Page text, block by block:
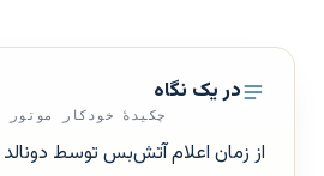
در یک نگاه
چکیدهٔ خودکار
از زمان اعلام آتش‌بس توسط دونالد